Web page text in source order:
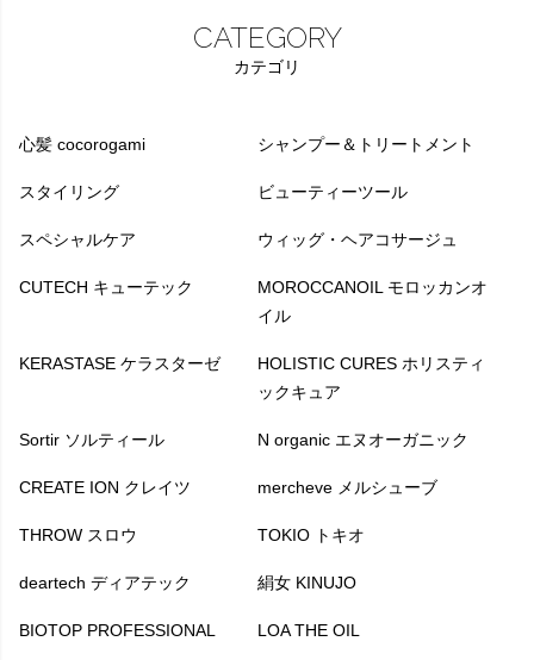
CATEGORY
カテゴリ
心髪 cocorogami シャンプー＆トリートメント
スタイリング ビューティーツール
スペシャルケア ウィッグ・ヘアコサージュ
CUTECH キューテック
MOROCCANOIL モロッカンオ
イル
KERASTASE ケラスターゼ
HOLISTIC CURES ホリスティ
ックキュア
Sortir ソルティール N organic エヌオーガニック
CREATE ION クレイツ mercheve メルシューブ
THROW スロウ TOKIO トキオ
deartech ディアテック 絹女 KINUJO
BIOTOP PROFESSIONAL LOA THE OIL